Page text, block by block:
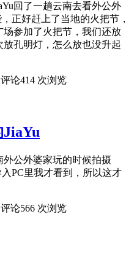
回了一趟云南去看外公外
正好赶上了当地的火把节，
场参加了火把节，我们还放
放孔明灯，怎么放也没升起
论414 次浏览
外公外婆家玩的时候拍摄
PC里我才看到，所以这才
论566 次浏览